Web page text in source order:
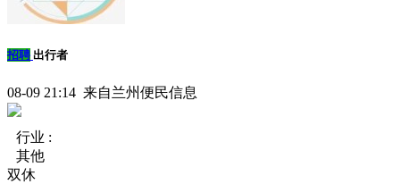
招聘 出行者
08-09 21:14 来自兰州便民信息
行业 :
其他
双休